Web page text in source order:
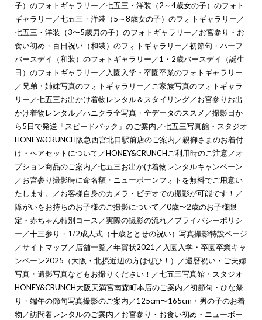
子）のフォトギャラリー／七五三・洋装（2～4歳女の子）のフォト
ギャラリー／七五三・洋装（5～8歳女の子）のフォトギャラリー／
七五三・洋装（3〜5歳男の子）のフォトギャラリー／お宮参り・お
食い初め・百日祝い（和装）のフォトギャラリー／初節句・ハーフ
バースデイ（和装）のフォトギャラリー／1・2歳バースデイ（誕生
日）のフォトギャラリー／ 入園入学・卒園卒業のフォトギャラリー
／ 兄弟・姉妹写真のフォトギャラリー／ご家族写真のフォトギャラ
リー／七五三お出かけ着物レンタル＆スタイリング／お宮参りお出
かけ着物レンタル／ハニクラ全写真・全データのススメ ／撮影日か
ら5日で発送「スピードパック」のご案内／七五三写真館・スタジオ
HONEY&CRUNCH阪急西宮北口駅前店のご案内／親御さまのお着付
け・ヘアセットについて／HONEY&CRUNCHご利用時のご注意／オ
プション商品のご案内／七五三お出かけ着物レンタルキャンペーン
／お宮参り撮影時に命名額・ニューボーンフォトを無料でご用意い
たします。
／お客様自身のカメラ・ビデオでの撮影が可能です！ ／
障がいをお持ちのお子様のご撮影について／0歳〜2歳のお子様限
定・赤ちゃん特別コース／実際の撮影の流れ／プライバシーポリシ
ー／十三参り・1/2成人式（十歳ととせの祝い）写真撮影特設ページ
／サイトマップ／店舗一覧／年賀状2021／ 入園入学・卒園卒業キャ
ンペーン2025（大阪・北摂近辺の方はぜひ！）
／還暦祝い・ご夫婦
写真・遺影写真などもお撮りください！ ／七五三写真館・スタジオ
HONEY&CRUNCH大阪天満宮南森町本店のご案内／初節句・ひな祭
り・端午の節句写真撮影のご案内／125cm〜165cm・男の子のお着
物／訪問着レンタルのご案内／お宮参り・お食い初め・ニューボー